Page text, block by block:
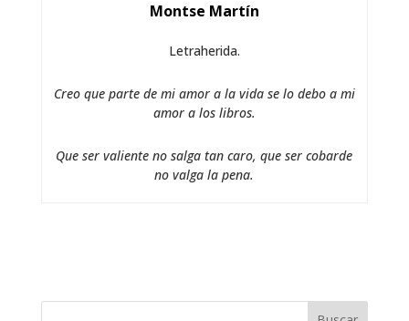
Montse Martín
Letraherida.
Creo que parte de mi amor a la vida se lo debo a mi
amor a los libros.
Que ser valiente no salga tan caro, que ser cobarde
no valga la pena.